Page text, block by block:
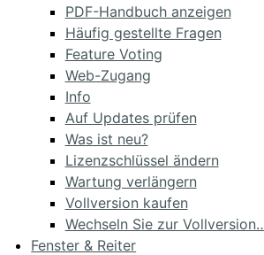
PDF-Handbuch anzeigen
Häufig gestellte Fragen
Feature Voting
Web-Zugang
Info
Auf Updates prüfen
Was ist neu?
Lizenzschlüssel ändern
Wartung verlängern
Vollversion kaufen
Wechseln Sie zur
Fenster & Reiter